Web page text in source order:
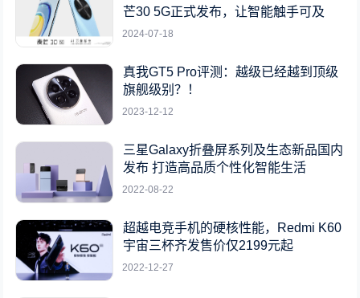
芒30 5G正式发布，让智能触手可及
2024-07-18
真我GT5 Pro评测：越级已经越到顶级
旗舰级别？！
2023-12-12
三星Galaxy折叠屏系列及生态新品国内
发布 打造高品质个性化智能生活
2022-08-22
超越电竞手机的硬核性能，Redmi K60
宇宙三杯齐发售价仅2199元起
2022-12-27